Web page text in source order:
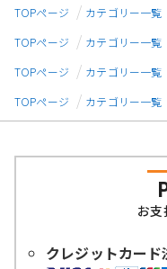
TOPページ
カテゴリー一覧
TOPページ
カテゴリー一覧
TOPページ
カテゴリー一覧
TOPページ
カテゴリー一覧
お支
クレジットカード